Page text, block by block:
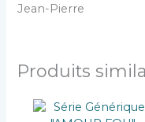
Jean-Pierre
Produits